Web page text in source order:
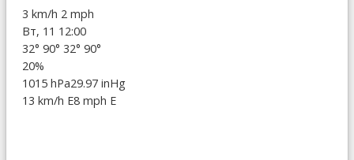
3 km/h 2 mph
Вт, 11 12:00
32° 90° 32° 90°
20%
1015 hPa29.97 inHg
13 km/h E8 mph E